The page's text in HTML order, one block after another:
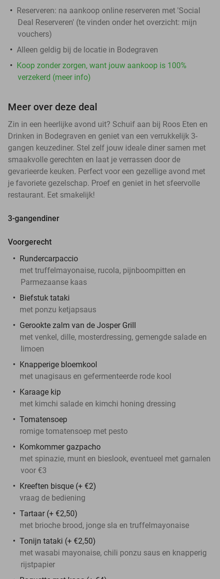
Reserveren: na aankoop online reserveren met 'Social
Deal Reserveren' (te vinden onder het overzicht: mijn
vouchers)
Alleen geldig bij de locatie in Bodegraven
Koop zonder zorgen, want jouw aankoop is 100%
verzekerd (meer info)
Meer over deze deal
Zin in een heerlijke avond uit? Schuif aan bij Roos Eten en
Drinken in Bodegraven en geniet van een verrukkelijk 3-
gangen keuzediner. Stel zelf jouw ideale diner samen met
smaakvolle gerechten en laat je verrassen door de
gevarieerde keuken. Perfect voor een gezellige avond met
je favoriete gezelschap. Proef en geniet in het sfeervolle
restaurant. Eet smakelijk!
3-gangendiner
Voorgerecht
Rundercarpaccio
met truffelmayonaise, rucola, pijnboompitten en
Parmezaanse kaas
Biefstuk tataki
met ponzu ketjapsaus
Gerookte zalm van de Josper Grill
met venkel, dille, mosterdressing, gemengde salade en
limoen
Knapperige bloemkool
met unagisaus en gefermenteerde rode kool
Karaage kip
met kimchi salade en kimchi honing dressing
Tomatensoep
romige tomatensoep met pesto
Komkommer gazpacho
met spinazie, munt en bieslook, eventueel met garnalen
voor €3
Kreeften bisque (+ €2)
vraag de bediening
Tartaar (+ €2,50)
met brioche brood, jonge sla en truffelmayonaise
Tonijn tataki (+ €2,50)
met wasabi mayonaise, chili ponzu saus en knapperig
rijstpapier